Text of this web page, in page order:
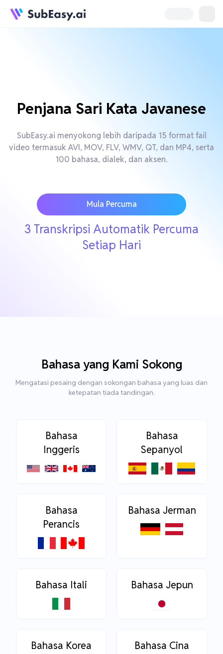
Penjana Sari Kata Javanese
SubEasy.ai menyokong lebih daripada 15 format fail
video termasuk AVI, MOV, FLV, WMV, QT, dan MP4, serta
100 bahasa, dialek, dan aksen.
Mula Percuma
3 Transkripsi Automatik Percuma
Setiap Hari
Bahasa yang Kami Sokong
Mengatasi pesaing dengan sokongan bahasa yang luas dan
ketepatan tiada tandingan.
Bahasa
Inggeris
Bahasa
Sepanyol
Bahasa
Perancis
Bahasa Jerman
Bahasa Itali Bahasa Jepun
Bahasa Korea Bahasa Cina